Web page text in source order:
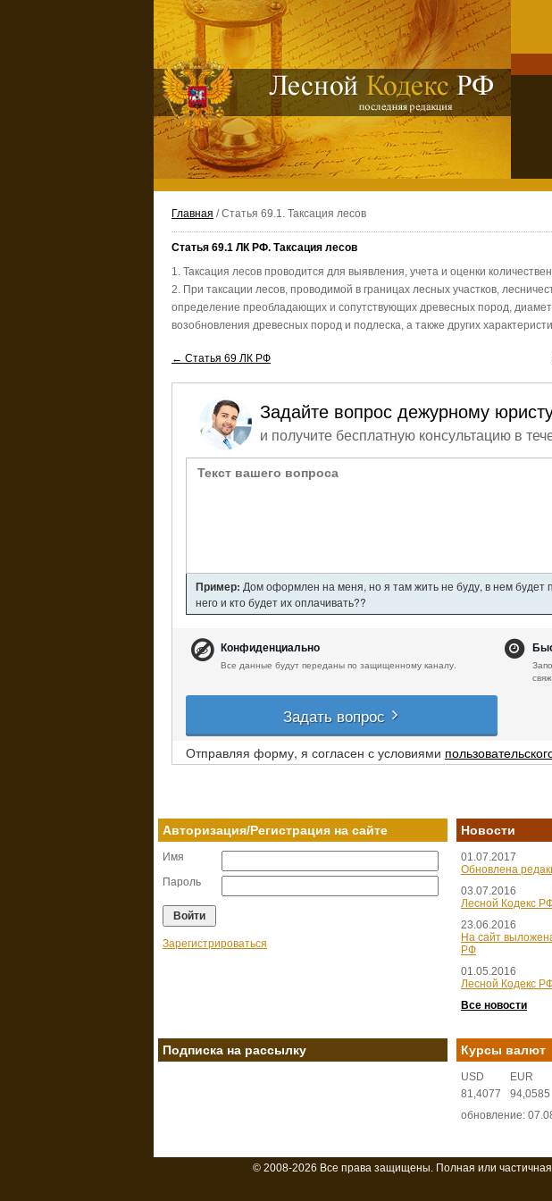
Главная / Статья 69.1. Таксация лесов
Статья 69.1 ЛК РФ. Таксация лесов
1. Таксация лесов проводится для выявления, учета и оценки
2. При таксации лесов, проводимой в границах лесных участков,
определение преобладающих и сопутствующих древесных пород,
возобновления древесных пород и подлеска, а также других
← Статья 69 ЛК РФ
Задайте вопрос дежурному
и получите бесплатную консультацию в
Пример: Дом оформлен на меня, но я там жить не буду, в нем будет
него и кто будет их оплачивать??
Конфиденциально
Все данные будут переданы по защищенному каналу.
Задать вопрос
Отправляя форму, я согласен с условиями
Авторизация/Регистрация на сайте
Имя
Пароль
Зарегистрироваться
Новости
01.07.2017
Обновлена
03.07.2016
Лесной Кодекс
23.06.2016
На сайт
РФ
01.05.2016
Лесной Кодекс
Все новости
Подписка на рассылку Курсы валют
USD EUR
81,4077
94,0585
обновление:
© 2008-2026 Все права защищены. Полная или частичная